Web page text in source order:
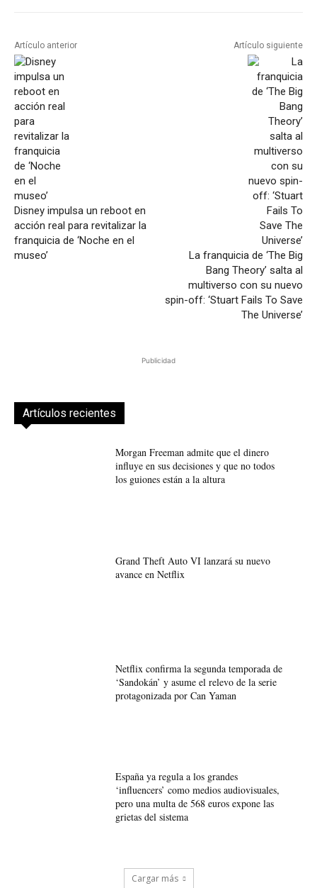
Artículo anterior
Disney impulsa un reboot en
acción real para revitalizar la
franquicia de ‘Noche en el
museo’
Artículo siguiente
La franquicia de ‘The Big
Bang Theory’ salta al
multiverso con su nuevo
spin-off: ‘Stuart Fails To Save
The Universe’
Publicidad
Artículos recientes
Morgan Freeman admite que el dinero
influye en sus decisiones y que no todos
los guiones están a la altura
Grand Theft Auto VI lanzará su nuevo
avance en Netflix
Netflix confirma la segunda temporada de
‘Sandokán’ y asume el relevo de la serie
protagonizada por Can Yaman
España ya regula a los grandes
‘influencers’ como medios audiovisuales,
pero una multa de 568 euros expone las
grietas del sistema
Cargar más